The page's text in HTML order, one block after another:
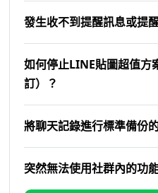
發生收不到提醒訊息或提
如何停止LINE貼圖超值方
訂）？
將聊天記錄進行標準備份
突然無法使用社群內的功